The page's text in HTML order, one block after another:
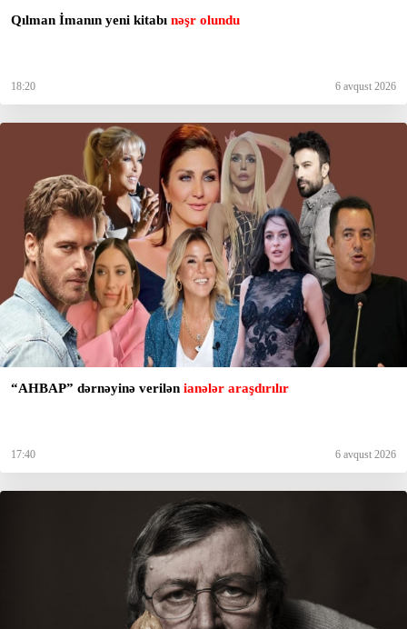
Qılman İmanın yeni kitabı nəşr olundu
18:20 6 avqust 2026
“AHBAP” dərnəyinə verilən ianələr araşdırılır
17:40 6 avqust 2026